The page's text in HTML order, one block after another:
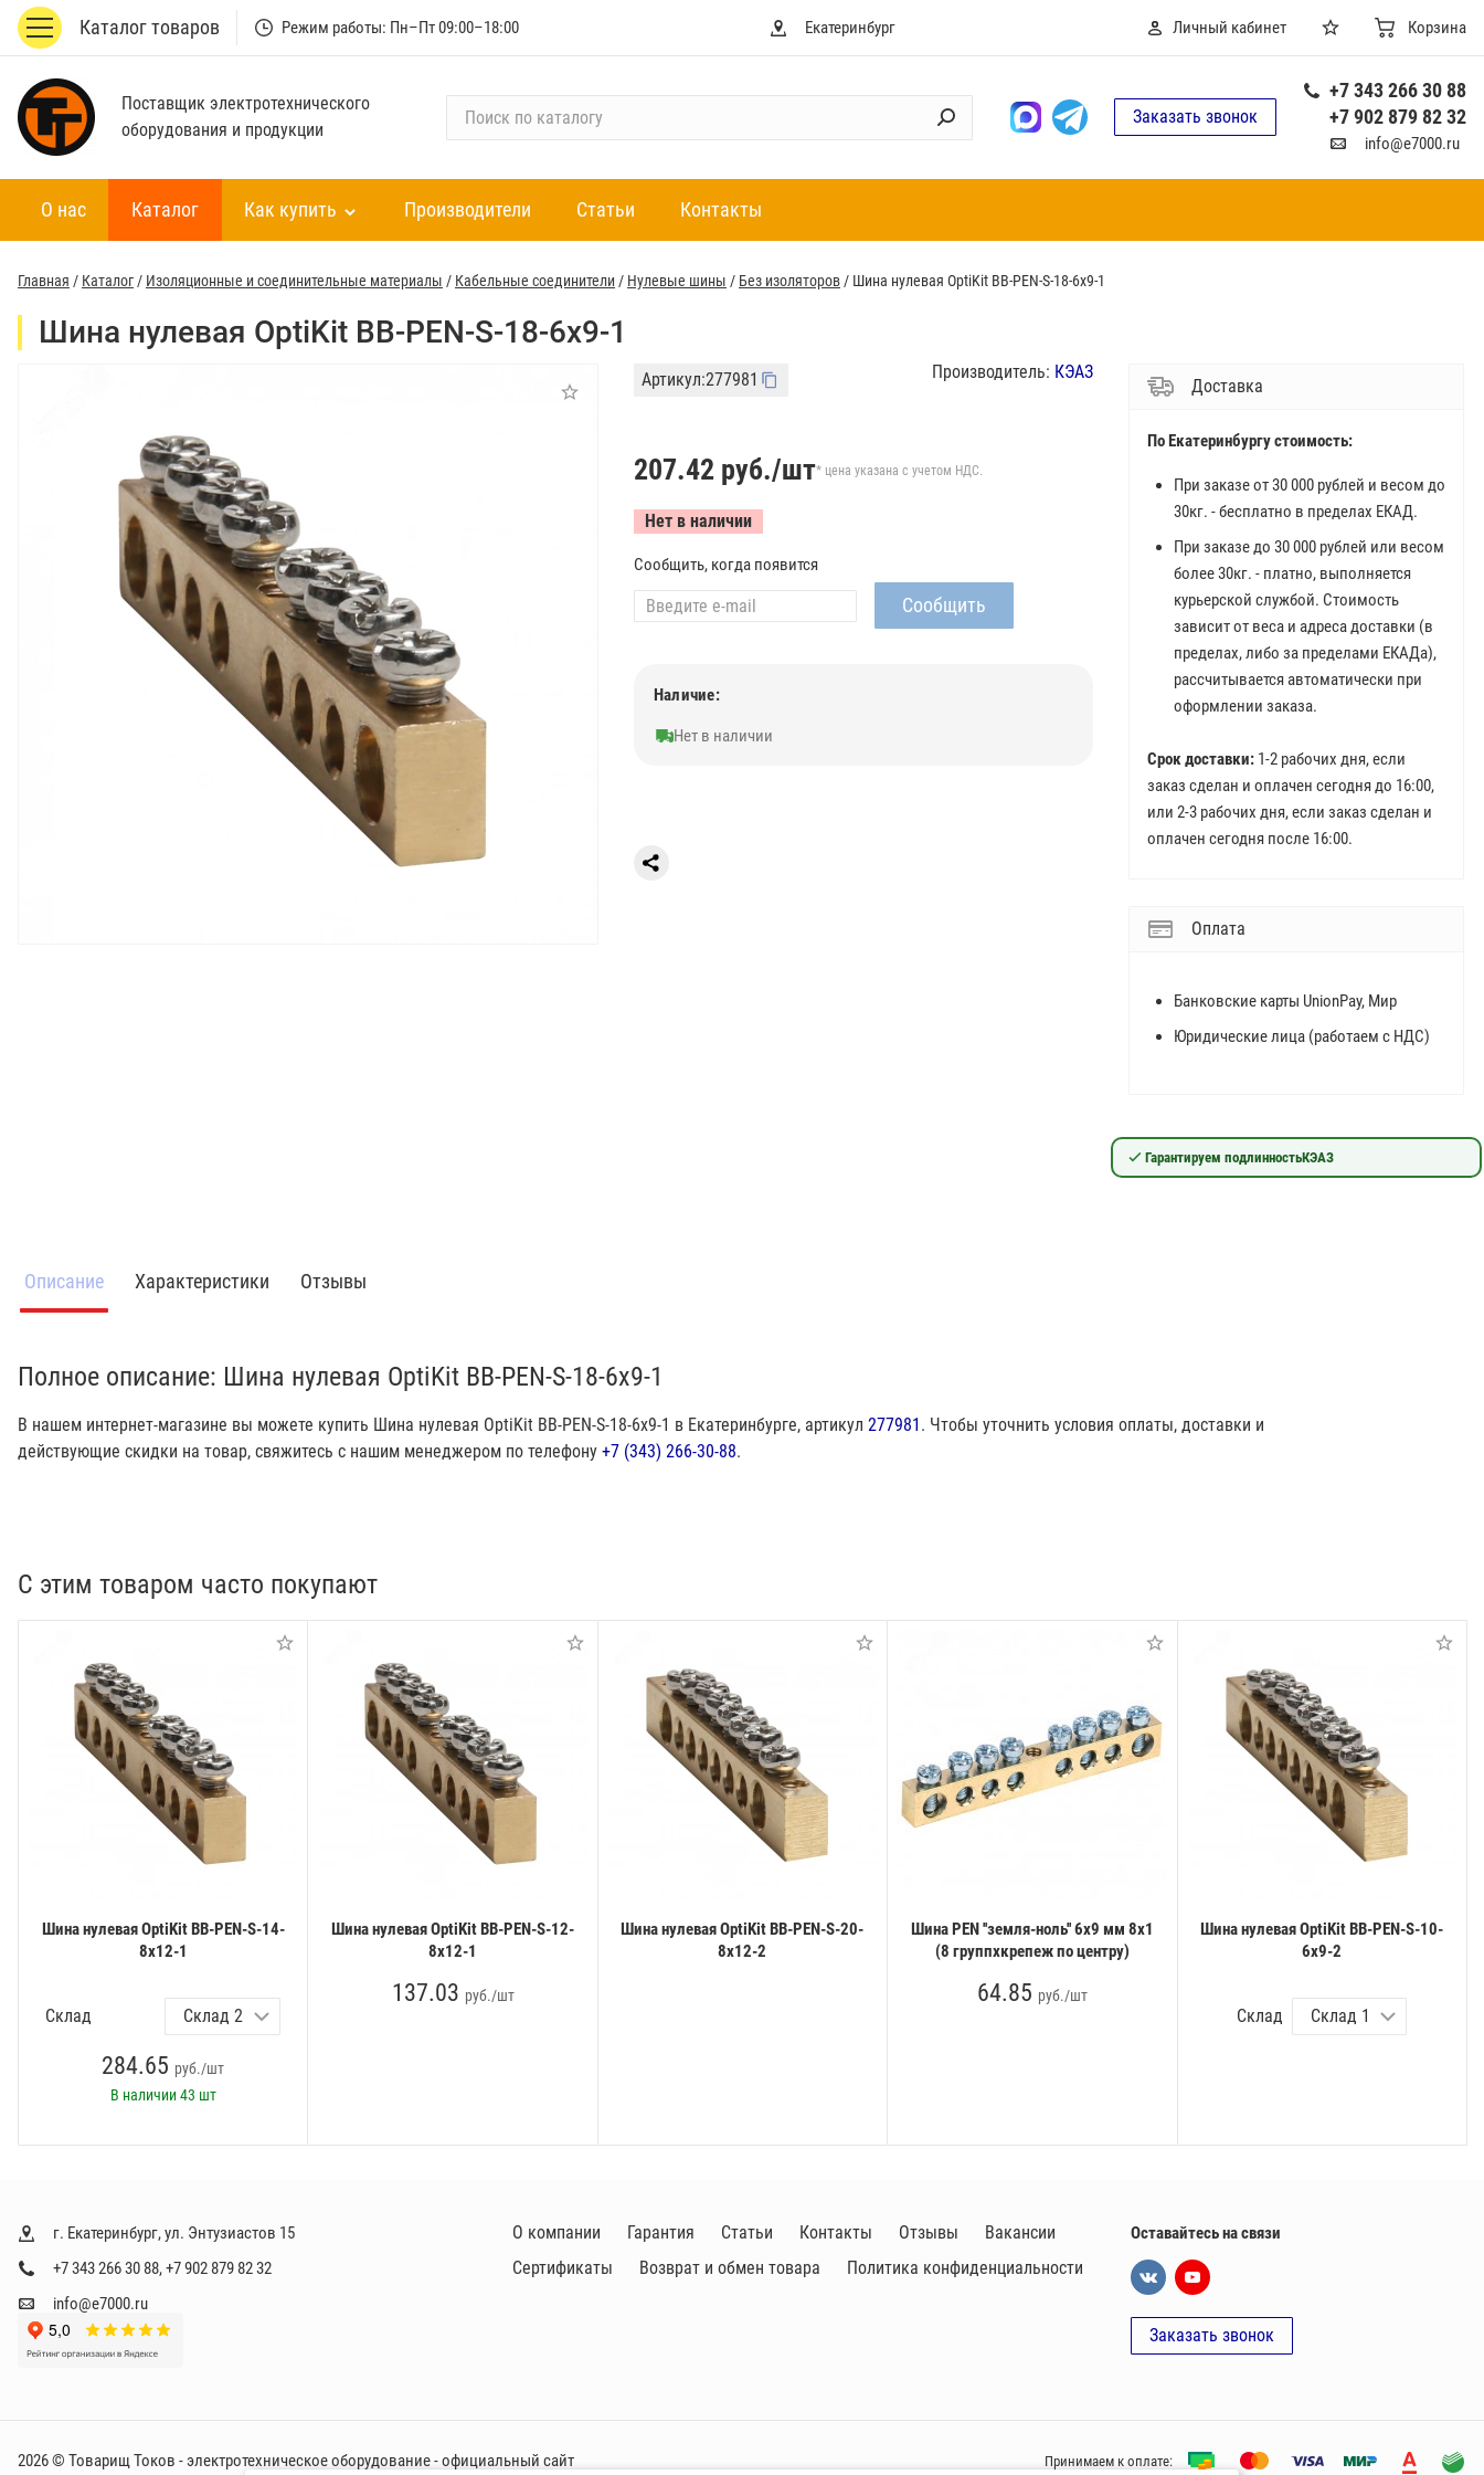
Каталог товаров Режим работы: Пн–Пт 09:00–18:00 Екатеринбург Личный кабинет Корзина
Поставщик электротехнического
оборудования и продукции
с
к
п
к
а
т
Заказать звонок
+7 343 266 30 88
+7 902 879 82 32
info@e7000.ru
О нас Каталог Как купить Производители Статьи Контакты
Главная / Каталог/ Изоляционные и соединительные материалы / Кабельные соединители / Нулевые шины / Без изоляторов/ Шина нулевая OptiKit BB-PEN-S-18-6х9-1
Шина нулевая OptiKit BB-PEN-S-18-6х9-1
Артикул:277981 Производитель: КЭАЗ
207.42 руб./шт* цена указана с учетом НДС.
Нет в наличии
Сообщить, когда появится
Наличие:
Нет в наличии
Доставка
По Екатеринбургу стоимость:
При заказе от 30 000 рублей и весом до
30кг. - бесплатно в пределах ЕКАД.
При заказе до 30 000 рублей или весом
более 30кг. - платно, выполняется
курьерской службой. Стоимость
зависит от веса и адреса доставки (в
пределах, либо за пределами ЕКАДа),
рассчитывается автоматически при
оформлении заказа.
Срок доставки:1-2 рабочих дня, если
заказ сделан и оплачен сегодня до 16:00,
или 2-3 рабочих дня, если заказ сделан и
оплачен сегодня после 16:00.
Оплата
Банковские карты UnionPay, Мир
Юридические лица (работаем с НДС)
Гарантируем подлинностьКЭАЗ
Описание Характеристики Отзывы
Полное описание: Шина нулевая OptiKit BB-PEN-S-18-6х9-1
В нашем интернет-магазине вы можете купить Шина нулевая OptiKit BB-PEN-S-18-6х9-1 в Екатеринбурге, артикул 277981 . Чтобы уточнить условия оплаты, доставки и
действующие скидки на товар, свяжитесь с нашим менеджером по телефону +7 (343) 266-30-88.
С этим товаром часто покупают
Шина нулевая OptiKit BB-PEN-S-14-
8х12-1
Склад
284.65 руб./шт
В наличии43 шт
Шина нулевая OptiKit BB-PEN-S-12-
8х12-1
137.03 руб./шт
Шина нулевая OptiKit BB-PEN-S-20-
8х12-2
Шина PEN ''земля-ноль'' 6х9 мм 8х1
(8 группхкрепеж по центру)
64.85 руб./шт
Шина нулевая OptiKit BB-PEN-S-10-
6х9-2
Склад
г. Екатеринбург, ул. Энтузиастов 15
+7 343 266 30 88,+7 902 879 82 32
info@e7000.ru
О компании Гарантия Статьи Контакты Отзывы
Вакансии
Сертификаты
Возврат и обмен товара Политика конфиденциальности
Оставайтесь на связи
Заказать звонок
2026 © Товарищ Токов - электротехническое оборудование - официальный сайт Принимаем к оплате: